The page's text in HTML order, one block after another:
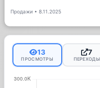
Продажи • 8.11.2025
13
ПРОСМОТРЫ
7
ПЕРЕХОДЫ